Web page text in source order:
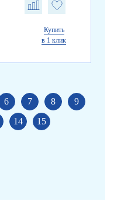
Купить
в 1 клик
6 7 8
9
14 15